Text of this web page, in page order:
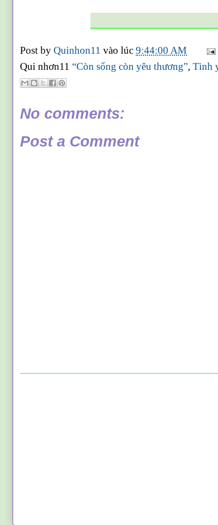
Post byQuinhon11vào lúc9:44:00 AM
Qui nhơn11 “Còn sống còn yêu thương”,Tình
No comments:
Post a Comment